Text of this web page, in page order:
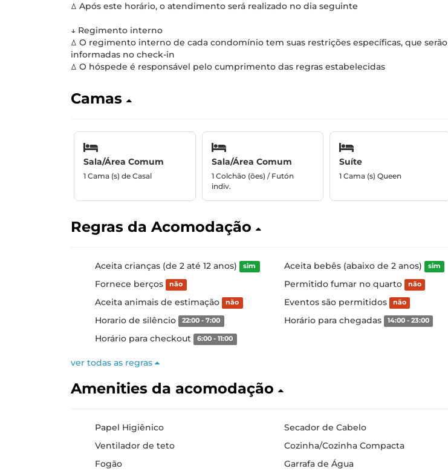
ꕔ Após este horário, o atendimento será realizado no dia seguinte
↓ Regimento interno
ꕔ O regimento interno de cada condomínio tem suas restrições específicas, que serão
informadas no check-in
ꕔ O hóspede é responsável pelo cumprimento das regras estabelecidas
Camas
Sala/Área Comum
1 Cama (s) de Casal
Sala/Área Comum
1 Colchão (ões) / Futón
indiv.
Suíte
1 Cama (s) Queen
Regras da Acomodação
Aceita crianças (de 2 até 12 anos) sim Aceita bebês (abaixo de 2 anos) sim
Fornece berços não Permitido fumar no quarto não
Aceita animais de estimação não Eventos são permitidos não
Horario de silêncio 22:00 - 7:00 Horário para chegadas 14:00 - 23:00
Horário para checkout 6:00 - 11:00
ver todas as regras
Amenities da acomodação
Papel Higiênico
Secador de Cabelo
Ventilador de teto
Cozinha/Cozinha Compacta
Fogão
Garrafa de Água